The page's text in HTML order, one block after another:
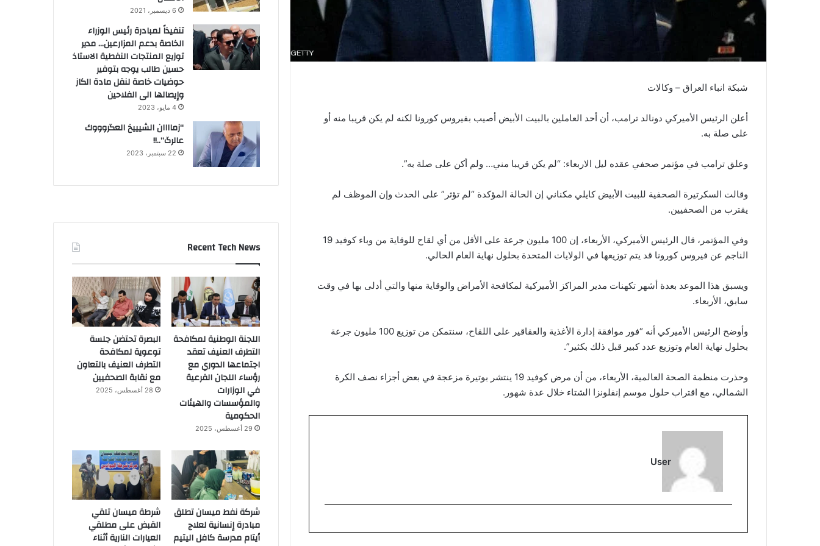
شبكة انباء العراق – وكالات
أعلن الرئيس الأميركي دونالد ترامب، أن أحد العاملين بالبيت الأبيض أصيب بفيروس كورونا لكنه لم يكن قريبا منه أو
على صلة به.
وعلق ترامب في مؤتمر صحفي عقده ليل الاربعاء: “لم يكن قريبا مني… ولم أكن على صلة به”.
وقالت السكرتيرة الصحفية للبيت الأبيض كايلي مكناني إن الحالة المؤكدة “لم تؤثر” على الحدث وإن الموظف لم
يقترب من الصحفيين.
وفي المؤتمر، قال الرئيس الأميركي، الأربعاء، إن 100 مليون جرعة على الأقل من أي لقاح للوقاية من وباء كوفيد 19
الناجم عن فيروس كورونا قد يتم توزيعها في الولايات المتحدة بحلول نهاية العام الحالي.
ويسبق هذا الموعد بعدة أشهر تكهنات مدير المراكز الأميركية لمكافحة الأمراض والوقاية منها والتي أدلى بها في وقت
سابق، الأربعاء.
وأوضح الرئيس الأميركي أنه “فور موافقة إدارة الأغذية والعقاقير على اللقاح، سنتمكن من توزيع 100 مليون جرعة
بحلول نهاية العام وتوزيع عدد كبير قبل ذلك بكثير”.
وحذرت منظمة الصحة العالمية، الأربعاء، من أن مرض كوفيد 19 ينتشر بوتيرة مزعجة في بعض أجزاء نصف الكرة
الشمالي، مع اقتراب حلول موسم إنفلونزا الشتاء خلال عدة شهور.
User
6 ديسمبر، 2021
تنفيذاً لمبادرة رئيس الوزراء
الخاصة بدعم المزارعين… مدير
توزيع المنتجات النفطية الاستاذ
حسين طالب يوجه بتوفير
حوضيات خاصة لنقل مادة الكاز
وإيصالها الى الفلاحين
4 مايو، 2023
“زماااان الشيييخ العگروووك
عالرگ”..!!
22 سبتمبر، 2023
Recent Tech News
اللجنة الوطنية لمكافحة
التطرف العنيف تعقد
اجتماعها الدوري مع
رؤساء اللجان الفرعية
في الوزارات
والمؤسسات والهيئات
الحكومية
29 أغسطس، 2025
البصرة تحتضن جلسة
توعوية لمكافحة
التطرف العنيف بالتعاون
مع نقابة الصحفيين
28 أغسطس، 2025
شركة نفط ميسان تطلق
مبادرة إنسانية لعلاج
أيتام مدرسة كافل اليتيم
شرطة ميسان تلقي
القبض على مطلقي
العيارات النارية أثناء